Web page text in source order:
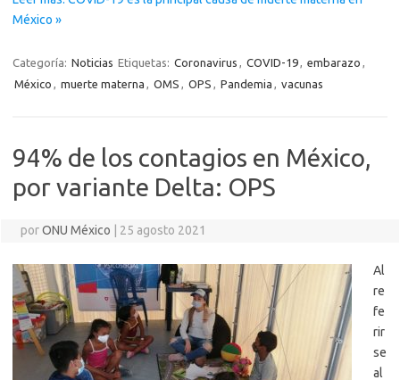
México »
Categoría: Noticias Etiquetas: Coronavirus , COVID-19, embarazo ,
México , muerte materna , OMS , OPS , Pandemia , vacunas
94% de los contagios en México,
por variante Delta: OPS
porONU México 25 agosto 2021
Al
re
fe
rir
se
al